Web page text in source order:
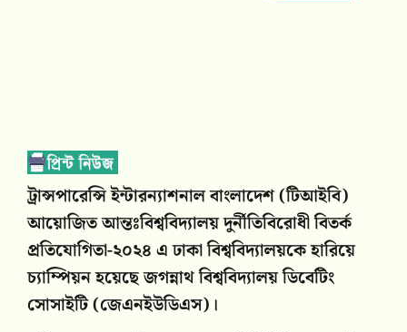
ট্রান্সপারেন্সি ইন্টারন্যাশনাল বাংলাদেশ (টিআইবি)
আয়োজিত আন্তঃবিশ্ববিদ্যালয় দুর্নীতিবিরোধী বিতর্ক
প্রতিযোগিতা-২০২৪ এ ঢাকা বিশ্ববিদ্যালয়কে হারিয়ে
চ্যাম্পিয়ন হয়েছে জগন্নাথ বিশ্ববিদ্যালয় ডিবেটিং
সোসাইটি (জেএনইউডিএস)।